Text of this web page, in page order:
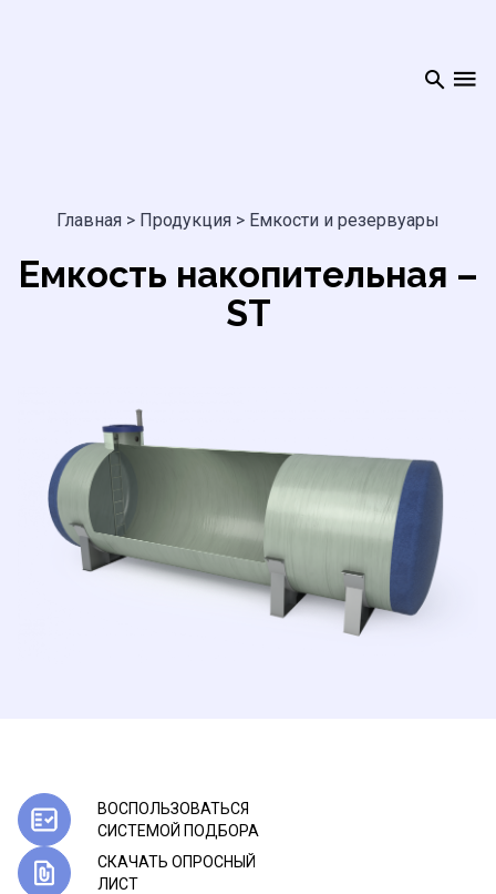
Главная > Продукция > Емкости и резервуары
Емкость накопительная –
ST
ВОСПОЛЬЗОВАТЬСЯ
CИСТЕМОЙ ПОДБОРА
СКАЧАТЬ ОПРОСНЫЙ
ЛИСТ